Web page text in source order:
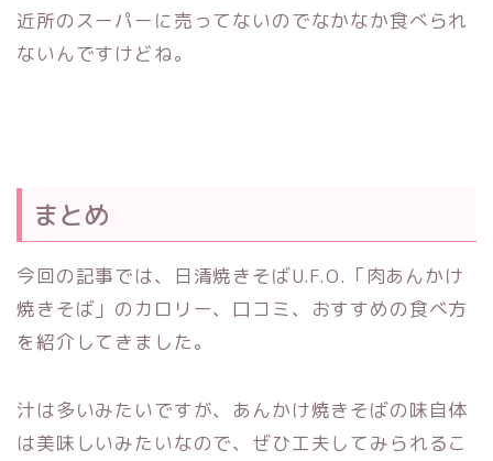
近所のスーパーに売ってないのでなかなか食べられ
ないんですけどね。
まとめ
今回の記事では、日清焼きそばU.F.O.「肉あんかけ
焼きそば」のカロリー、口コミ、おすすめの食べ方
を紹介してきました。
汁は多いみたいですが、あんかけ焼きそばの味自体
は美味しいみたいなので、ぜひ工夫してみられるこ